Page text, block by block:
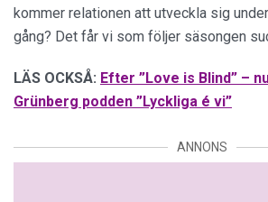
kommer relationen att utveckla sig
gång? Det får vi som följer säsongen
LÄS OCKSÅ: Efter ”Love is Blind” –
Grünberg podden ”Lyckliga é vi”
ANNONS